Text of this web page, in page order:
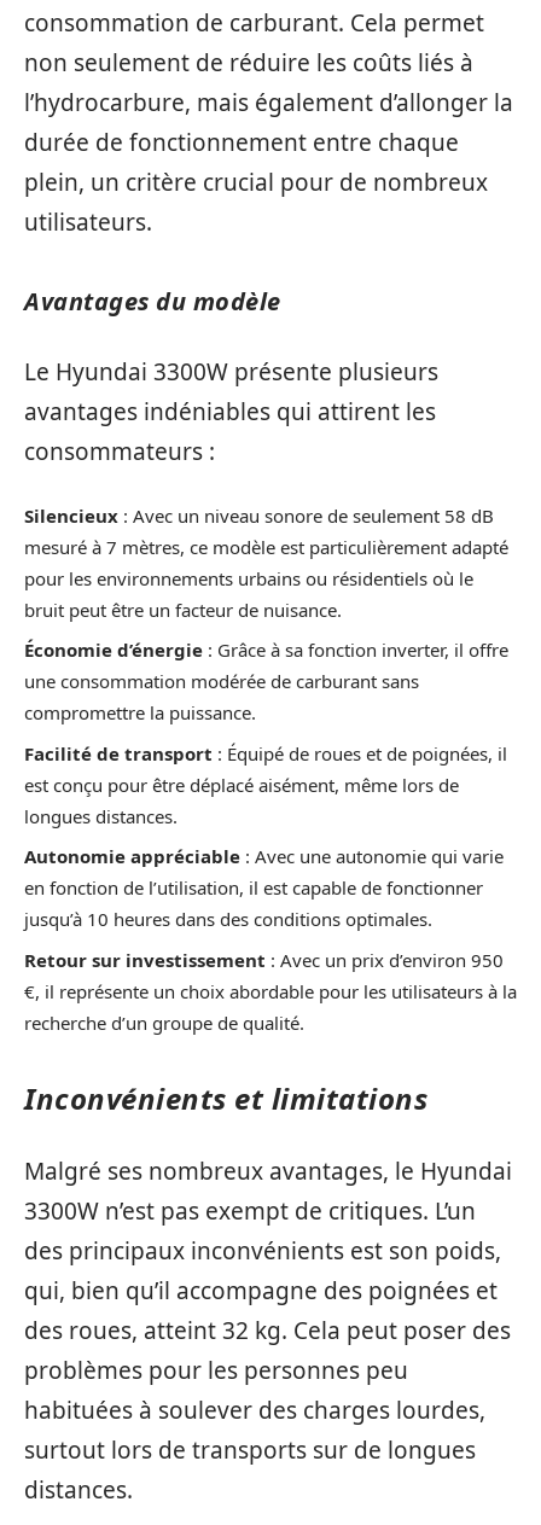
consommation de carburant. Cela permet
non seulement de réduire les coûts liés à
l’hydrocarbure, mais également d’allonger la
durée de fonctionnement entre chaque
plein, un critère crucial pour de nombreux
utilisateurs.
Avantages du modèle
Le Hyundai 3300W présente plusieurs
avantages indéniables qui attirent les
consommateurs :
Silencieux : Avec un niveau sonore de seulement 58 dB
mesuré à 7 mètres, ce modèle est particulièrement adapté
pour les environnements urbains ou résidentiels où le
bruit peut être un facteur de nuisance.
Économie d’énergie : Grâce à sa fonction inverter, il offre
une consommation modérée de carburant sans
compromettre la puissance.
Facilité de transport : Équipé de roues et de poignées, il
est conçu pour être déplacé aisément, même lors de
longues distances.
Autonomie appréciable : Avec une autonomie qui varie
en fonction de l’utilisation, il est capable de fonctionner
jusqu’à 10 heures dans des conditions optimales.
Retour sur investissement : Avec un prix d’environ 950
€, il représente un choix abordable pour les utilisateurs à la
recherche d’un groupe de qualité.
Inconvénients et limitations
Malgré ses nombreux avantages, le Hyundai
3300W n’est pas exempt de critiques. L’un
des principaux inconvénients est son poids,
qui, bien qu’il accompagne des poignées et
des roues, atteint 32 kg. Cela peut poser des
problèmes pour les personnes peu
habituées à soulever des charges lourdes,
surtout lors de transports sur de longues
distances.